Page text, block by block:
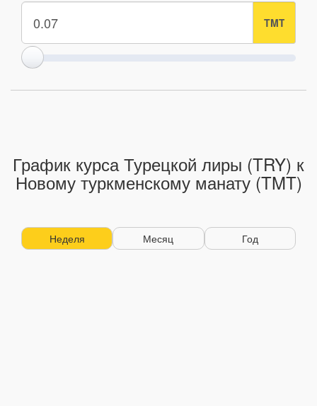
График курса Турецкой лиры (TRY) к
Новому туркменскому манату (TMT)
Неделя Месяц Год